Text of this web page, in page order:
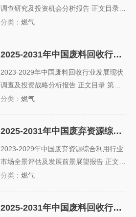
调查研究及投资机会分析报告 正文目录
第一章 中碱玻璃纤维行业发展概述 第一
节 中碱玻璃纤维行业发展成熟度 一、行
业发展周期分析 二、行业中外市场成...
分类： 燃气
2025-2031年中国废料回收行业发展现状调查及投资战略分析报告
2023-2029年中国废料回收行业发展现状
调查及投资战略分析报告 正文目录 第一
章 废料回收市场宏观环境分析 第一节 国
口贸易历史变动轨迹 四、2023-2029年我
国宏观经济发展预测 第二节 废料回...
分类： 燃气
2025-2031年中国废弃资源综合利用行业市场全景评估及发展前景展望报告
2023-2029年中国废弃资源综合利用行业
市场全景评估及发展前景展望报告 正文目
录 第一章 废弃资源综合利用行业发展基
三、行业生命周期判断 四、行业在国民经
分类： 燃气
2025-2031年中国废料回收行业发展模式及投资方向分析报告